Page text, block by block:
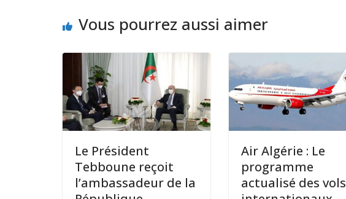
Vous pourrez aussi aimer
Le Président
Tebboune reçoit
l’ambassadeur de la
Air Algérie : Le
programme
actualisé des vols